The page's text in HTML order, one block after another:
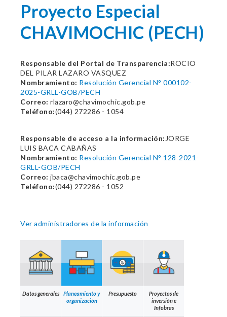
Proyecto Especial
CHAVIMOCHIC (PECH)
Responsable del Portal de Transparencia:ROCIO
DEL PILAR LAZARO VASQUEZ
Nombramiento: Resolución Gerencial N° 000102-
2025-GRLL-GOB/PECH
Correo: rlazaro@chavimochic.gob.pe
Teléfono:(044) 272286 - 1054
Responsable de acceso a la información: JORGE
LUIS BACA CABAÑAS
Nombramiento: Resolución Gerencial N° 128-2021-
GRLL-GOB/PECH
Correo: jbaca@chavimochic.gob.pe
Teléfono:(044) 272286 - 1052
Ver administradores de la información
Datos generales
Planeamiento y
organización
Presupuesto
Proyectos de
inversión e
Infobras